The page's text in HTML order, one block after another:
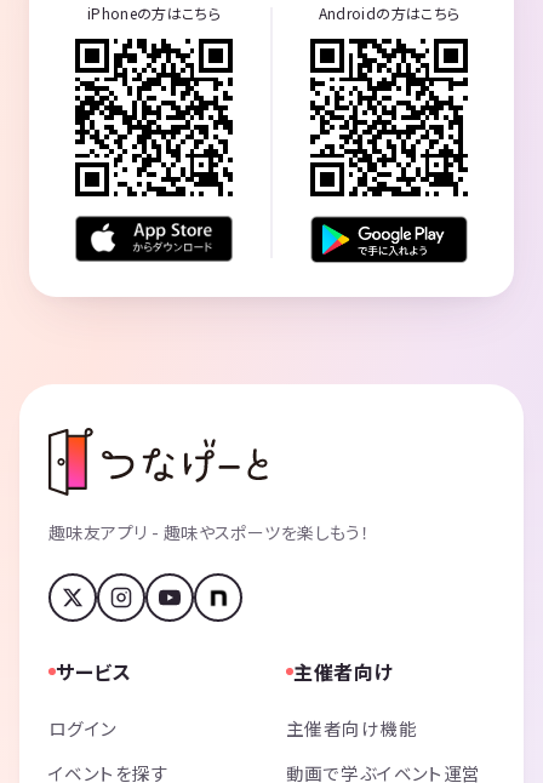
iPhoneの方はこちら Androidの方はこちら
趣味友アプリ - 趣味やスポーツを楽しもう！
サービス
ログイン
イベントを探す
主催者向け
主催者向け機能
動画で学ぶイベント運営